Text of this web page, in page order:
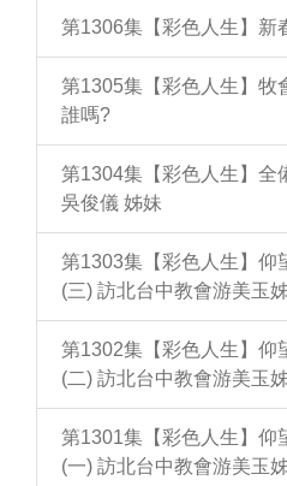
第1306集【彩色人生】新
第1305集【彩色人生】牧
誰嗎?
第1304集【彩色人生】全
吳俊儀 姊妹
第1303集【彩色人生】仰
(三) 訪北台中教會游美玉
第1302集【彩色人生】仰
(二) 訪北台中教會游美玉
第1301集【彩色人生】仰
(一) 訪北台中教會游美玉